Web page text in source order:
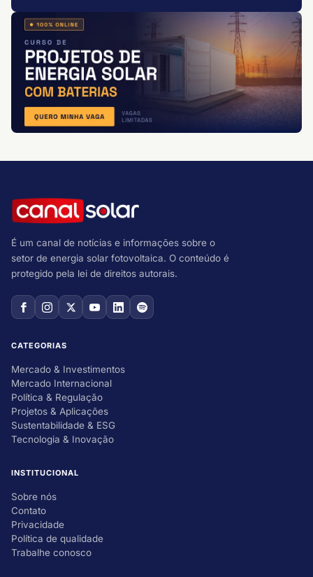
É um canal de notícias e informações sobre o
setor de energia solar fotovoltaica. O conteúdo é
protegido pela lei de direitos autorais.
CATEGORIAS
Mercado & Investimentos
Mercado Internacional
Política & Regulação
Projetos & Aplicações
Sustentabilidade & ESG
Tecnologia & Inovação
INSTITUCIONAL
Sobre nós
Contato
Privacidade
Política de qualidade
Trabalhe conosco